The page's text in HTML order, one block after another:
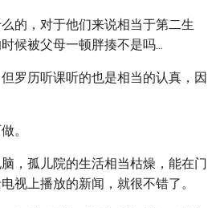
的，对于他们来说相当于第二生
候被父母一顿胖揍不是吗...
罗历听课听的也是相当的认真，因
。
，孤儿院的生活相当枯燥，能在门
视上播放的新闻，就很不错了。